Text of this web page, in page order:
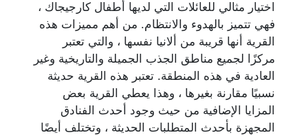
اختيار مثالي للعائلات التي لديها أطفال كارجيجاك ،
فهي تتميز بالهدوء والانتظام. من أهم مميزات هذه
القرية أنها قريبة من ألانيا نفسها ، والتي تعتبر
مركزًا لجميع مناطق الجذب الجميلة والتاريخية وغير
العادية في هذه المنطقة. تعتبر هذه القرية حديثة
نسبيًا مقارنة بغيرها ، وهذا يعطي القرية بعض
المزايا الإضافية من حيث وجود أحدث الفنادق
المجهزة بأحدث المتطلبات الحديثة ، وتختلف أيضًا